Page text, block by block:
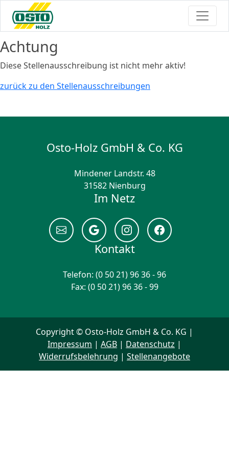
Achtung
Diese Stellenausschreibung ist nicht mehr aktiv!
zurück zu den Stellenausschreibungen
Osto-Holz GmbH & Co. KG
Mindener Landstr. 48
31582 Nienburg
Im Netz
Kontakt
Telefon: (0 50 21) 96 36 - 96
Fax: (0 50 21) 96 36 - 99
Copyright © Osto-Holz GmbH & Co. KG |
Impressum | AGB | Datenschutz |
Widerrufsbelehrung | Stellenangebote